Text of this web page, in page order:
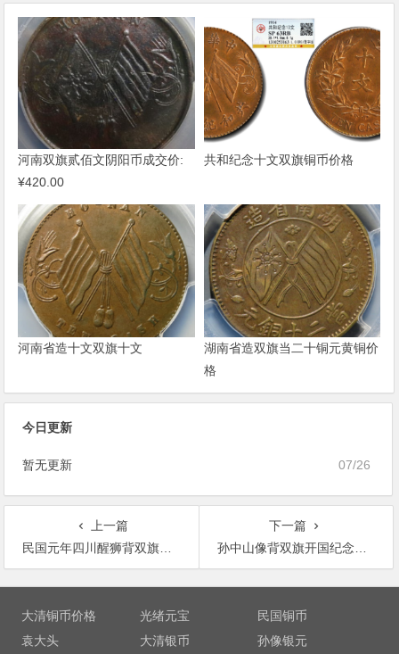
河南双旗贰佰文阴阳币成交价:
¥420.00
共和纪念十文双旗铜币价格
河南省造十文双旗十文
湖南省造双旗当二十铜元黄铜价
格
今日更新
07/26
暂无更新
上一篇
民国元年四川醒狮背双旗五文型铜币成交价
下一篇
孙中山像背双旗开国纪念铜币价格
文
大清铜币价格 光绪元宝
民国铜币
袁大头
大清银币 孙像银元